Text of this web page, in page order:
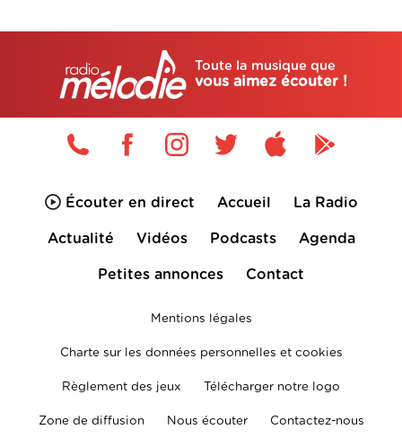
Toute la musique que
vous aimez écouter !
Écouter en direct Accueil La Radio
Actualité Vidéos Podcasts Agenda
Petites annonces Contact
Mentions légales
Charte sur les données personnelles et cookies
Règlement des jeux Télécharger notre logo
Zone de diffusion Nous écouter Contactez-nous